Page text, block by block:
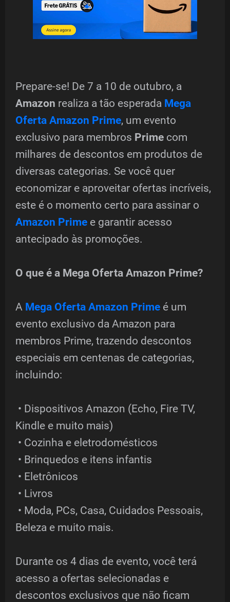
Prepare-se! De 7 a 10 de outubro, a
Amazon realiza a tão esperada Mega
Oferta Amazon Prime, um evento
exclusivo para membros Prime com
milhares de descontos em produtos de
diversas categorias. Se você quer
economizar e aproveitar ofertas incríveis,
este é o momento certo para assinar o
Amazon Prime e garantir acesso
antecipado às promoções.
O que é a Mega Oferta Amazon Prime?
A Mega Oferta Amazon Prime é um
evento exclusivo da Amazon para
membros Prime, trazendo descontos
especiais em centenas de categorias,
incluindo:
• Dispositivos Amazon (Echo, Fire TV,
Kindle e muito mais)
• Cozinha e eletrodomésticos
• Brinquedos e itens infantis
• Eletrônicos
• Livros
• Moda, PCs, Casa, Cuidados Pessoais,
Beleza e muito mais.
Durante os 4 dias de evento, você terá
acesso a ofertas selecionadas e
descontos exclusivos que não ficam